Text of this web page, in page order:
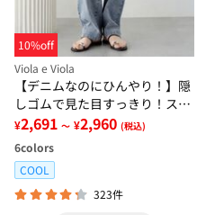
10%off
Viola e Viola
【デニムなのにひんやり！】隠
しゴムで見た目すっきり！スト
レッチ楽ちんデニム
¥2,691 ～ ¥2,960 (税込)
6colors
COOL
323件